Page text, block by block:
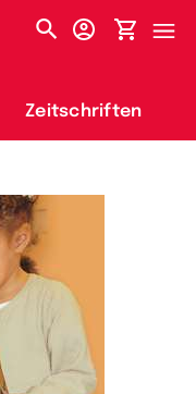
Zeitschriften